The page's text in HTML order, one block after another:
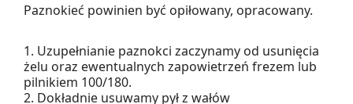
Paznokieć powinien być opiłowany, opracowany.
1. Uzupełnianie paznokci zaczynamy od usunięcia
żelu oraz ewentualnych zapowietrzeń frezem lub
pilnikiem 100/180.
2. Dokładnie usuwamy pył z wałów